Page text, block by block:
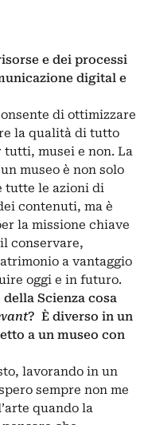
e dei processi
digital e
di ottimizzare
la qualità di tutto
tutti, musei e non. La
museo è non solo
tutte le azioni di
contenuti, ma è
la missione chiave
conservare,
a vantaggio
oggi e in futuro.
Scienza cosa
? È diverso in un
a un museo con
lavorando in un
sempre non me
quando la